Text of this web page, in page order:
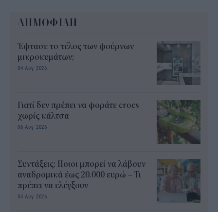
ΔΗΜΟΦΙΛΗ
Έφτασε το τέλος των φούρνων
μικροκυμάτων;
04 Αυγ 2026
Γιατί δεν πρέπει να φοράτε crocs
χωρίς κάλτσα
06 Αυγ 2026
Συντάξεις: Ποιοι μπορεί να λάβουν
αναδρομικά έως 20.000 ευρώ – Τι
πρέπει να ελέγξουν
04 Αυγ 2026